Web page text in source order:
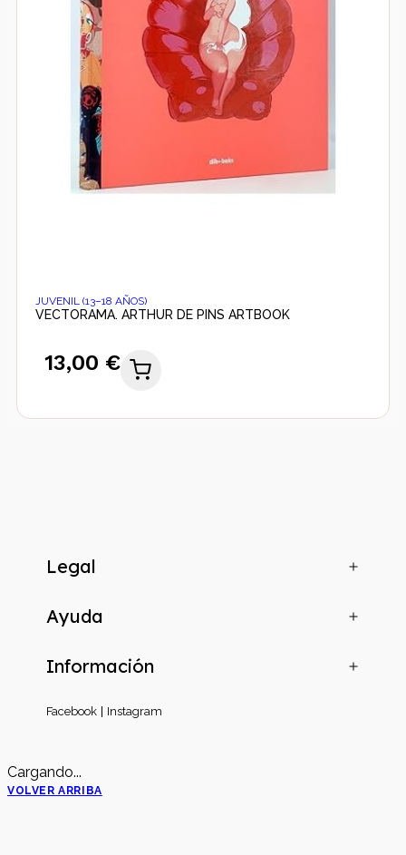
JUVENIL (13–18 AÑOS)
VECTORAMA. ARTHUR DE PINS ARTBOOK
13,00 €
Legal
Ayuda
Información
Facebook Instagram
Cargando...
VOLVER ARRIBA